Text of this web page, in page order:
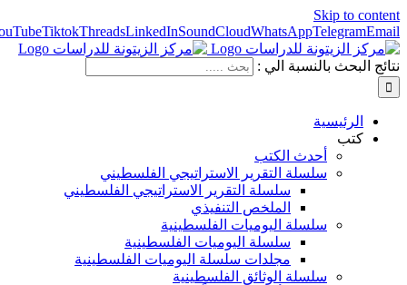
Skip to content
TiktokThreadsLinkedInSoundCloudWhatsAppTelegramEmail
نتائج البحث بالنسبة الي :
الرئيسية
كتب
أحدث الكتب
سلسلة التقرير الاستراتيجي الفلسطيني
سلسلة التقرير الاستراتيجي الفلسطيني
الملخص التنفيذي
سلسلة اليوميات الفلسطينية
سلسلة اليوميات الفلسطينية
مجلدات سلسلة اليوميات الفلسطينية
سلسلة الوثائق الفلسطينية